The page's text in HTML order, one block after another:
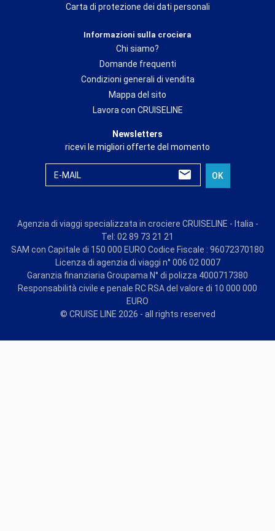
Carta di protezione dei dati personali
Informazioni sulla crociera
Chi siamo?
Domande frequenti
Condizioni generali di vendita
Mappa del sito
Lavora con CRUISELINE
Newsletters
ricevi le migliori offerte del momento
E-MAIL OK
Agenzia di viaggi specializzata in crociere CRUISELINE - Italia -
Tel: 02 89 73 21 21
SAM con Capitale di 150 000 EURO Codice Fiscale : 96072370180
Licenza di agenzia di viaggi n° 006 02 0007
Garanzia finanziaria Groupama N° di polizza 4000717380
Responsabilità civile e penale RC RSA del valore di 10 000 000
EURO
© CRUISE LINE 2026 - all rights reserved